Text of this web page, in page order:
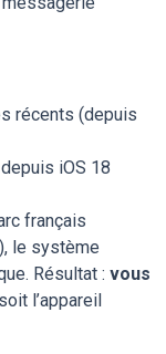
récents (depuis
iOS 18
français
le système
Résultat : vous
l’appareil